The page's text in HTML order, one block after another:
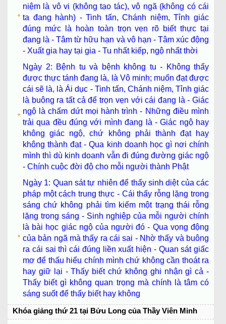
niệm là vô vi (không tạo tác), vô ngã (không có cái
ta đang hành) - Tinh tấn, Chánh niệm, Tỉnh giác
đúng mức là hoàn toàn trọn vẹn rõ biết thực tại
đang là - Tâm từ hữu hạn và vô hạn - Tâm xúc động
- Xuất gia hay tại gia - Tu nhất kiếp, ngộ nhất thời
Ngày 2: Bệnh tu và bệnh không tu - Không thấy
được thực tánh đang là, là Vô minh; muốn đạt được
cái sẽ là, là Ái dục - Tinh tấn, Chánh niệm, Tỉnh giác
là buông ra tất cả để trọn vẹn với cái đang là - Giác
ngộ là chấm dứt mọi hành trình - Những điều mình
trải qua đều đúng với mình đang là - Giác ngộ hay
không giác ngộ, chứ không phải thành đạt hay
không thành đạt - Qua kinh doanh học gì nơi chính
mình thì dù kinh doanh vẫn đi đúng đường giác ngộ
- Chính cuộc đời độ cho mỗi người thành Phật
Ngày 1: Quan sát tự nhiên để thấy sinh diệt của các
pháp một cách trung thực - Cái thấy rỗng lặng trong
sáng chứ không phải tìm kiếm một trạng thái rỗng
lặng trong sáng - Sinh nghiệp của mỗi người chính
là bài học giác ngộ của người đó - Qua vọng động
của bản ngã mà thấy ra cái sai - Nhờ thấy và buông
ra cái sai thì cái đúng liền xuất hiện - Quan sát giấc
mơ để thấu hiểu chính mình chứ không cần thoát ra
hay giữ lại - Thấy biết chứ không ghi nhận gì cả -
Thấy biết gì không quan trọng mà chính là tâm có
sáng suốt để thấy biết hay không
Khóa giảng thứ 21 tại Bửu Long của Thầy Viên Minh